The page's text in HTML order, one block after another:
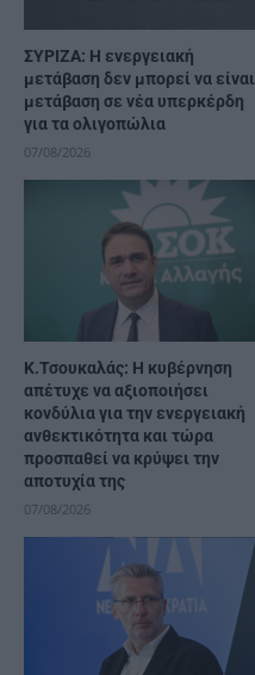
ΣΥΡΙΖΑ: Η ενεργειακή
μετάβαση δεν μπορεί να είναι
μετάβαση σε νέα υπερκέρδη
για τα ολιγοπώλια
07/08/2026
Κ.Τσουκαλάς: Η κυβέρνηση
απέτυχε να αξιοποιήσει
κονδύλια για την ενεργειακή
ανθεκτικότητα και τώρα
προσπαθεί να κρύψει την
αποτυχία της
07/08/2026